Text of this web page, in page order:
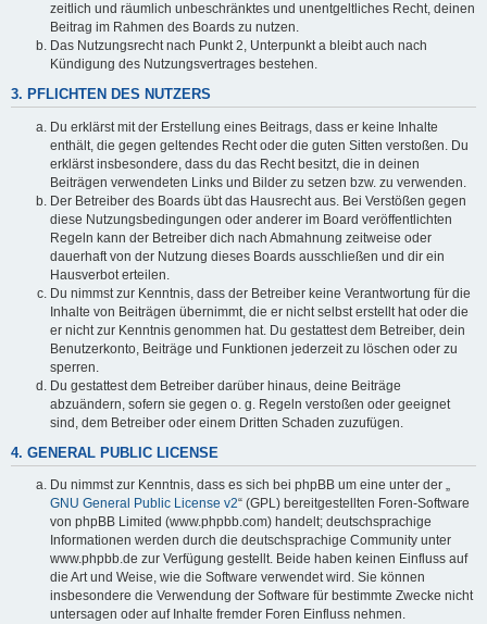
zeitlich und räumlich unbeschränktes und unentgeltliches Recht, deinen
Beitrag im Rahmen des Boards zu nutzen.
Das Nutzungsrecht nach Punkt 2, Unterpunkt a bleibt auch nach
Kündigung des Nutzungsvertrages bestehen.
3. PFLICHTEN DES NUTZERS
Du erklärst mit der Erstellung eines Beitrags, dass er keine Inhalte
enthält, die gegen geltendes Recht oder die guten Sitten verstoßen. Du
erklärst insbesondere, dass du das Recht besitzt, die in deinen
Beiträgen verwendeten Links und Bilder zu setzen bzw. zu verwenden.
Der Betreiber des Boards übt das Hausrecht aus. Bei Verstößen gegen
diese Nutzungsbedingungen oder anderer im Board veröffentlichten
Regeln kann der Betreiber dich nach Abmahnung zeitweise oder
dauerhaft von der Nutzung dieses Boards ausschließen und dir ein
Hausverbot erteilen.
Du nimmst zur Kenntnis, dass der Betreiber keine Verantwortung für die
Inhalte von Beiträgen übernimmt, die er nicht selbst erstellt hat oder die
er nicht zur Kenntnis genommen hat. Du gestattest dem Betreiber, dein
Benutzerkonto, Beiträge und Funktionen jederzeit zu löschen oder zu
sperren.
Du gestattest dem Betreiber darüber hinaus, deine Beiträge
abzuändern, sofern sie gegen o. g. Regeln verstoßen oder geeignet
sind, dem Betreiber oder einem Dritten Schaden zuzufügen.
4. GENERAL PUBLIC LICENSE
Du nimmst zur Kenntnis, dass es sich bei phpBB um eine unter der „
GNU General Public License v2“ (GPL) bereitgestellten Foren-Software
von phpBB Limited (www.phpbb.com) handelt; deutschsprachige
Informationen werden durch die deutschsprachige Community unter
www.phpbb.de zur Verfügung gestellt. Beide haben keinen Einfluss auf
die Art und Weise, wie die Software verwendet wird. Sie können
insbesondere die Verwendung der Software für bestimmte Zwecke nicht
untersagen oder auf Inhalte fremder Foren Einfluss nehmen.